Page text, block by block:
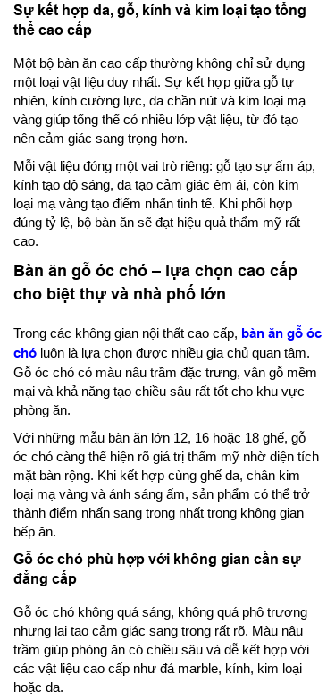
Sự kết hợp da, gỗ, kính và kim loại tạo tổng
thể cao cấp
Một bộ bàn ăn cao cấp thường không chỉ sử dụng
một loại vật liệu duy nhất. Sự kết hợp giữa gỗ tự
nhiên, kính cường lực, da chần nút và kim loại mạ
vàng giúp tổng thể có nhiều lớp vật liệu, từ đó tạo
nên cảm giác sang trọng hơn.
Mỗi vật liệu đóng một vai trò riêng: gỗ tạo sự ấm áp,
kính tạo độ sáng, da tạo cảm giác êm ái, còn kim
loại mạ vàng tạo điểm nhấn tinh tế. Khi phối hợp
đúng tỷ lệ, bộ bàn ăn sẽ đạt hiệu quả thẩm mỹ rất
cao.
Bàn ăn gỗ óc chó – lựa chọn cao cấp
cho biệt thự và nhà phố lớn
Trong các không gian nội thất cao cấp, bàn ăn gỗ óc
chó luôn là lựa chọn được nhiều gia chủ quan tâm.
Gỗ óc chó có màu nâu trầm đặc trưng, vân gỗ mềm
mại và khả năng tạo chiều sâu rất tốt cho khu vực
phòng ăn.
Với những mẫu bàn ăn lớn 12, 16 hoặc 18 ghế, gỗ
óc chó càng thể hiện rõ giá trị thẩm mỹ nhờ diện tích
mặt bàn rộng. Khi kết hợp cùng ghế da, chân kim
loại mạ vàng và ánh sáng ấm, sản phẩm có thể trở
thành điểm nhấn sang trọng nhất trong không gian
bếp ăn.
Gỗ óc chó phù hợp với không gian cần sự
đẳng cấp
Gỗ óc chó không quá sáng, không quá phô trương
nhưng lại tạo cảm giác sang trọng rất rõ. Màu nâu
trầm giúp phòng ăn có chiều sâu và dễ kết hợp với
các vật liệu cao cấp như đá marble, kính, kim loại
hoặc da.